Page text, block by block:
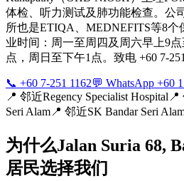
体检、听力测试及肺功能检查。公
所也是ETIQA、MEDNEFITS等8个
业时间：周一至周四及周六早上9
点，周日至下午1点。致电 +60 7-
📞 +60 7-251 1162💬 WhatsApp +60
📍 邻近Regency Specialist Hospital 📍
Seri Alam 📍 邻近SK Bandar Seri
为什么Jalan Suria 68,
居民选择我们